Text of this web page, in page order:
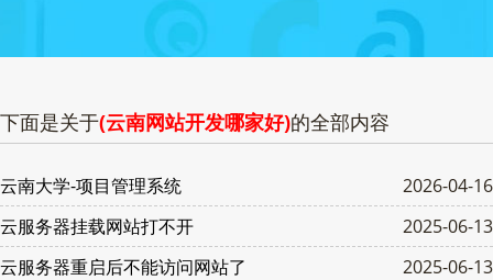
下面是关于(云南网站开发哪家好)的全部内容
云南大学-项目管理系统
2026-04-16
云服务器挂载网站打不开
2025-06-13
云服务器重启后不能访问网站了
2025-06-13